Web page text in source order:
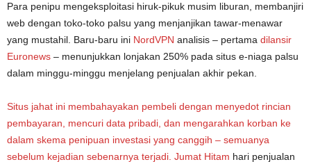
Para penipu mengeksploitasi hiruk-pikuk musim liburan, membanjiri
web dengan toko-toko palsu yang menjanjikan tawar-menawar
yang mustahil. Baru-baru ini NordVPN analisis – pertama dilansir
Euronews – menunjukkan lonjakan 250% pada situs e-niaga palsu
dalam minggu-minggu menjelang penjualan akhir pekan.
Situs jahat ini membahayakan pembeli dengan menyedot rincian
pembayaran, mencuri data pribadi, dan mengarahkan korban ke
dalam skema penipuan investasi yang canggih – semuanya
sebelum kejadian sebenarnya terjadi. Jumat Hitam hari penjualan